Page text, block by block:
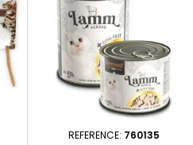
REFERENCE: 760135